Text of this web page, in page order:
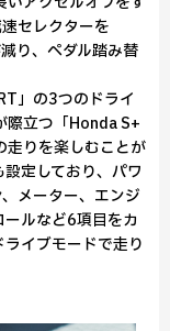
セレクターを
り、ペダル踏み替
」の3つのドライ
際立つ「Honda S+
りを楽しむことが
定しており、パワ
メーター、エンジ
ルなど6項目をカ
イブモードで走り